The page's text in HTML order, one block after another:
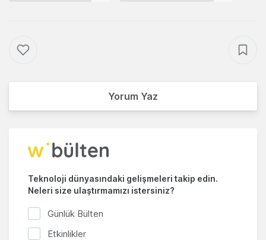
Yorum Yaz
Teknoloji dünyasındaki gelişmeleri takip edin.
Neleri size ulaştırmamızı istersiniz?
Günlük Bülten
Etkinlikler